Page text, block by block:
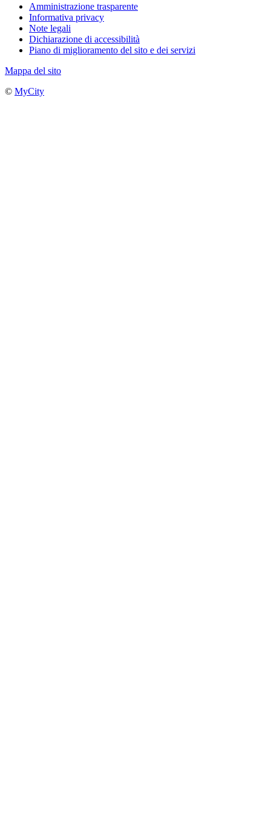
Amministrazione trasparente
Informativa privacy
Note legali
Dichiarazione di accessibilità
Piano di miglioramento del sito e dei servizi
Mappa del sito
© MyCity